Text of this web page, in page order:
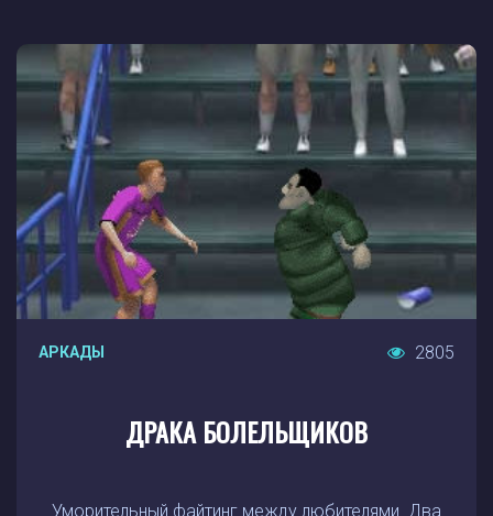
АРКАДЫ 2805
ДРАКА БОЛЕЛЬЩИКОВ
Уморительный файтинг между любителями. Два